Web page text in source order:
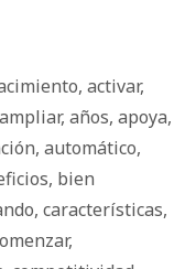
, activar,
ampliar, años, apoya,
, automático,
, bien
, características,
,